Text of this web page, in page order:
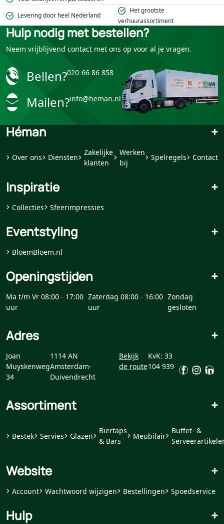
Levering door heel Nederland
Het grootste
verhuurassortiment
Hulp nodig met bestellen?
Neem vrijblijvend contact met ons op voor al je vragen.
Bellen?020-66 86 858
Mailen?info@heman.nl
Héman +
Over ons Diensten
Zakelijke
klanten
Werken
bij
Spelregels Contact
Inspiratie +
Collecties Sfeerimpressies
Eventstyling +
BloemBloem.nl
Openingstijden +
Ma t/m Vr 08:00 - 17:00
uur
Zaterdag 08:00 - 16:00
uur
Zondag
gesloten
Adres +
Joan
Muyskenweg
34
1114 AN
Amsterdam-
Duivendrecht
Bekijk
de route
KvK: 33
104 939
Assortiment +
Bestek Servies Glazen
Biertaps
& Bars
Meubilair
Buffet- &
Website +
Account Wachtwoord wijzigen Bestellingen Spoedservice
Hulp +